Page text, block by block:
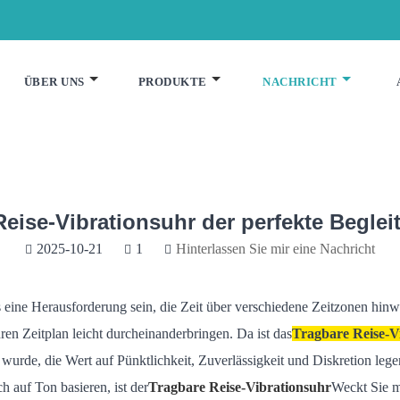
ÜBER UNS PRODUKTE NACHRICHT
Vibrationsuhr der perfekte
2025-10-21 1 Hinterlassen Sie mir eine Nachricht
Herausforderung sein, die Zeit über verschiedene Zeitzonen
Zeitplan leicht durcheinanderbringen. Da ist dasTragbare Reise-
die Wert auf Pünktlichkeit, Zuverlässigkeit und Diskretion
auf Ton basieren, ist derTragbare Reise-VibrationsuhrWeckt Sie